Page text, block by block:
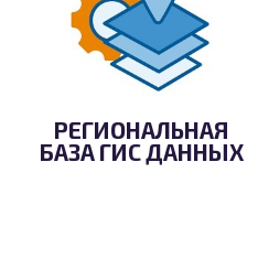
РЕГИОНАЛЬНАЯ
БАЗА ГИС ДАННЫХ